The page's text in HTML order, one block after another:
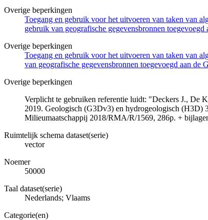
Overige beperkingen
Toegang en gebruik voor het uitvoeren van taken van
gebruik van geografische gegevensbronnen
Overige beperkingen
Toegang en gebruik voor het uitvoeren van taken van
van geografische gegevensbronnen toegevoegd aan
Overige beperkingen
Verplicht te gebruiken referentie luidt: "Deckers J.,
2019. Geologisch (G3Dv3) en hydrogeologisch (H3D)
Milieumaatschappij 2018/RMA/R/1569, 286p. +
Ruimtelijk schema dataset(serie)
vector
Noemer
50000
Taal dataset(serie)
Nederlands; Vlaams
Categorie(en)